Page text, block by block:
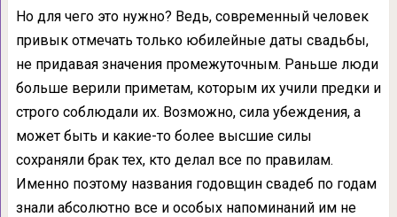
Но для чего это нужно? Ведь, современный человек
привык отмечать только юбилейные даты свадьбы,
не придавая значения промежуточным. Раньше люди
больше верили приметам, которым их учили предки и
строго соблюдали их. Возможно, сила убеждения, а
может быть и какие-то более высшие силы
сохраняли брак тех, кто делал все по правилам.
Именно поэтому названия годовщин свадеб по годам
знали абсолютно все и особых напоминаний им не